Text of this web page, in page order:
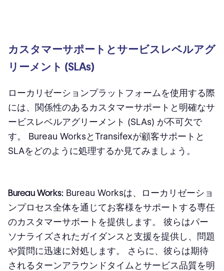
カスタマーサポートとサービスレベルアグ
リーメント (SLAs)
ローカリゼーションプラットフォームを使用する際
には、関係性のあるカスタマーサポートと明確なサ
ービスレベルアグリーメント (SLAs) が不可欠で
す。 Bureau WorksとTransifexが顧客サポートと
SLAをどのように処理するか見てみましょう。
Bureau Works: Bureau Worksは、ローカリゼーショ
ンプロセス全体を通じてお客様をサポートする専任
のカスタマーサポートを提供します。 彼らはパー
ソナライズされたガイダンスと支援を提供し、問題
や質問に迅速に対処します。 さらに、彼らは期待
されるターンアラウンドタイムとサービス品質を明